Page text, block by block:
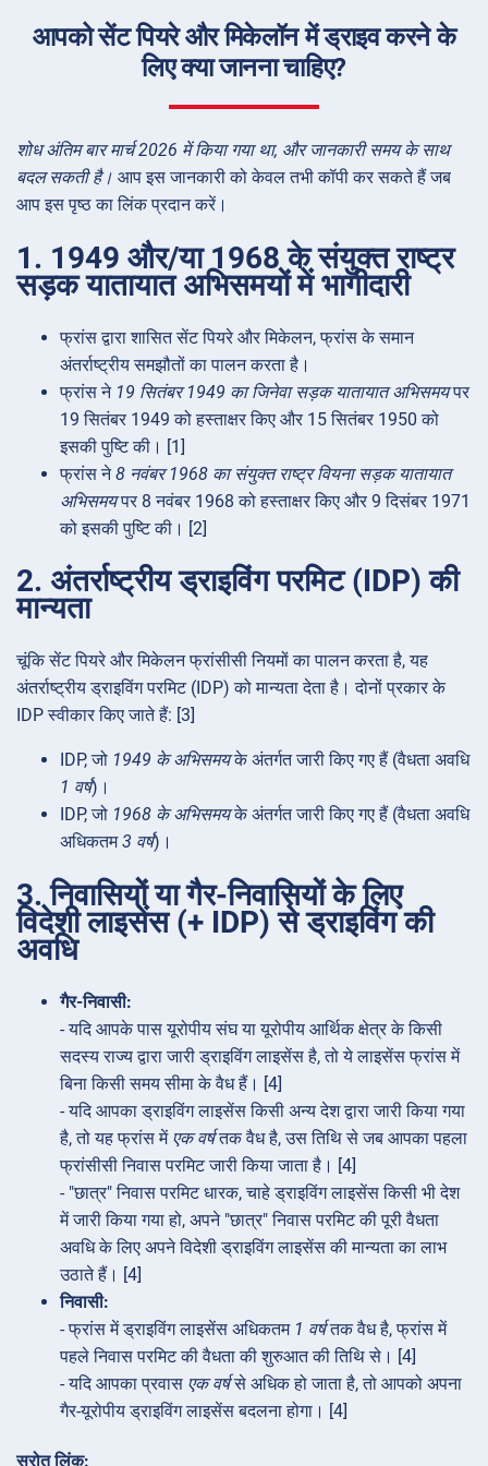
आपको सेंट पियरे और मिकेलॉन में ड्राइव करने के
लिए क्या जानना चाहिए?
शोध अंतिम बार मार्च 2026 में किया गया था, और जानकारी समय के साथ
बदल सकती है। आप इस जानकारी को केवल तभी कॉपी कर सकते हैं जब
आप इस पृष्ठ का लिंक प्रदान करें।
1. 1949 और/या 1968 के संयुक्त राष्ट्र
सड़क यातायात अभिसमयों में भागीदारी
फ्रांस द्वारा शासित सेंट पियरे और मिकेलन, फ्रांस के समान
अंतर्राष्ट्रीय समझौतों का पालन करता है।
फ्रांस ने 19 सितंबर 1949 का जिनेवा सड़क यातायात अभिसमयपर
19 सितंबर 1949 को हस्ताक्षर किए और 15 सितंबर 1950 को
इसकी पुष्टि की। [1]
फ्रांस ने8 नवंबर 1968 का संयुक्त राष्ट्र वियना सड़क यातायात
अभिसमयपर 8 नवंबर 1968 को हस्ताक्षर किए और 9 दिसंबर 1971
को इसकी पुष्टि की। [2]
2. अंतर्राष्ट्रीय ड्राइविंग परमिट (IDP) की
मान्यता
चूंकि सेंट पियरे और मिकेलन फ्रांसीसी नियमों का पालन करता है, यह
अंतर्राष्ट्रीय ड्राइविंग परमिट (IDP) को मान्यता देता है। दोनों प्रकार के
IDP स्वीकार किए जाते हैं: [3]
IDP, जो 1949 के अभिसमयके अंतर्गत जारी किए गए हैं (वैधता अवधि
1 वर्ष)।
IDP, जो 1968 के अभिसमयके अंतर्गत जारी किए गए हैं (वैधता अवधि
अधिकतम3 वर्ष)।
3. निवासियों या गैर-निवासियों के लिए
विदेशी लाइसेंस (+ IDP) से ड्राइविंग की
अवधि
गैर-निवासी:
- यदि आपके पास यूरोपीय संघ या यूरोपीय आर्थिक क्षेत्र के किसी
सदस्य राज्य द्वारा जारी ड्राइविंग लाइसेंस है, तो ये लाइसेंस फ्रांस में
बिना किसी समय सीमा के वैध हैं। [4]
- यदि आपका ड्राइविंग लाइसेंस किसी अन्य देश द्वारा जारी किया गया
है, तो यह फ्रांस में एक वर्षतक वैध है, उस तिथि से जब आपका पहला
फ्रांसीसी निवास परमिट जारी किया जाता है। [4]
- "छात्र" निवास परमिट धारक, चाहे ड्राइविंग लाइसेंस किसी भी देश
में जारी किया गया हो, अपने "छात्र" निवास परमिट की पूरी वैधता
अवधि के लिए अपने विदेशी ड्राइविंग लाइसेंस की मान्यता का लाभ
उठाते हैं। [4]
निवासी:
- फ्रांस में ड्राइविंग लाइसेंस अधिकतम 1 वर्षतक वैध है, फ्रांस में
पहले निवास परमिट की वैधता की शुरुआत की तिथि से। [4]
- यदि आपका प्रवास एक वर्षसे अधिक हो जाता है, तो आपको अपना
गैर-यूरोपीय ड्राइविंग लाइसेंस बदलना होगा। [4]
स्रोत लिंक: